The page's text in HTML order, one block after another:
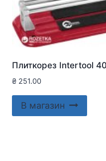
Плиткорез Intertool
₴ 251.00
В магазин